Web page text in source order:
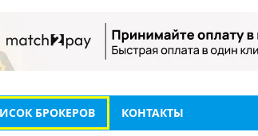
БРОКЕРОВ КОНТАКТЫ